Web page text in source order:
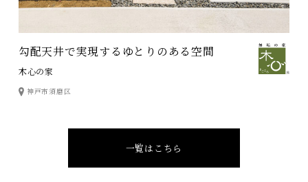
勾配天井で実現するゆとりのある空間
木心の家
神戸市須磨区
一覧はこちら